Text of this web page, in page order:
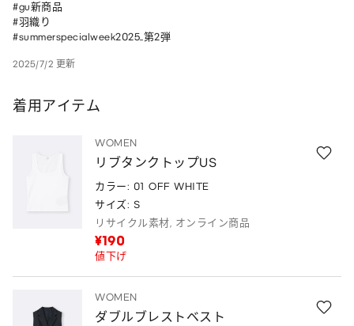
#gu新商品
#羽織り
#summerspecialweek2025_第2弾
2025/7/2 更新
着用アイテム
WOMEN
リブタンクトップUS
カラー: 01 OFF WHITE
サイズ: S
リサイクル素材, オンライン商品
¥190
値下げ
WOMEN
ダブルブレストベスト